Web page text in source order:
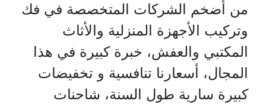
من أضخم الشركات المتخصصة في فك
وتركيب الأجهزة المنزلية والأثاث
المكتبي والعفش، خبرة كبيرة في هذا
المجال، أسعارنا تنافسية و تخفيضات
كبيرة سارية طول السنة، شاحنات